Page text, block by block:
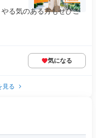
る気のある方もぜひご
気になる
見る